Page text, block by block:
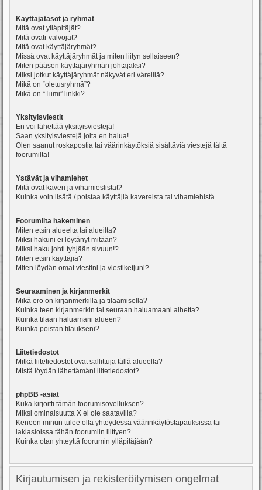
Käyttäjätasot ja ryhmät
Mitä ovat ylläpitäjät?
Mitä ovatr valvojat?
Mitä ovat käyttäjäryhmät?
Missä ovat käyttäjäryhmät ja miten liityn sellaiseen?
Miten pääsen käyttäjäryhmän johtajaksi?
Miksi jotkut käyttäjäryhmät näkyvät eri väreillä?
Mikä on “oletusryhmä”?
Mikä on “Tiimi” linkki?
Yksityisviestit
En voi lähettää yksityisviestejä!
Saan yksityisviestejä joita en halua!
Olen saanut roskapostia tai väärinkäytöksiä sisältäviä viestejä tältä
foorumilta!
Ystävät ja vihamiehet
Mitä ovat kaveri ja vihamieslistat?
Kuinka voin lisätä / poistaa käyttäjiä kavereista tai vihamiehistä
Foorumilta hakeminen
Miten etsin alueelta tai alueilta?
Miksi hakuni ei löytänyt mitään?
Miksi haku johti tyhjään sivuun!?
Miten etsin käyttäjiä?
Miten löydän omat viestini ja viestiketjuni?
Seuraaminen ja kirjanmerkit
Mikä ero on kirjanmerkillä ja tilaamisella?
Kuinka teen kirjanmerkin tai seuraan haluamaani aihetta?
Kuinka tilaan haluamani alueen?
Kuinka poistan tilaukseni?
Liitetiedostot
Mitkä liitetiedostot ovat sallittuja tällä alueella?
Mistä löydän lähettämäni liitetiedostot?
phpBB -asiat
Kuka kirjoitti tämän foorumisovelluksen?
Miksi ominaisuutta X ei ole saatavilla?
Keneen minun tulee olla yhteydessä väärinkäytöstapauksissa tai
lakiasioissa tähän foorumiin liittyen?
Kuinka otan yhteyttä foorumin ylläpitäjään?
Kirjautumisen ja rekisteröitymisen ongelmat